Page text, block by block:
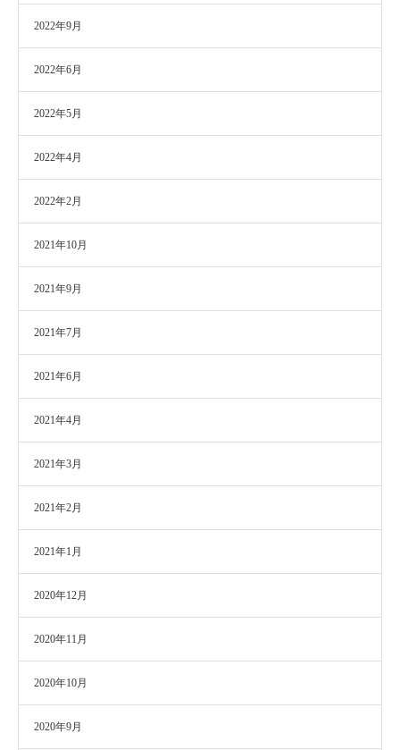
2022年9月
2022年6月
2022年5月
2022年4月
2022年2月
2021年10月
2021年9月
2021年7月
2021年6月
2021年4月
2021年3月
2021年2月
2021年1月
2020年12月
2020年11月
2020年10月
2020年9月